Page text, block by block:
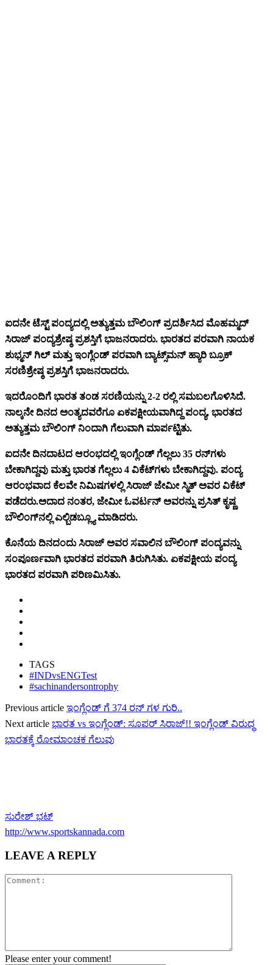
ಐದನೇ ಟೆಸ್ಟ್ ಪಂದ್ಯದಲ್ಲಿ ಅತ್ಯುತ್ತಮ ಬೌಲಿಂಗ್ ಪ್ರದರ್ಶಿಸಿದ ಮೊಹಮ್ಮದ್
ಸಿರಾಜ್ ಪಂದ್ಯಶ್ರೇಷ್ಠ ಪ್ರಶಸ್ತಿಗೆ ಭಾಜನರಾದರು. ಭಾರತದ ಪರವಾಗಿ ನಾಯಕ
ಶುಭ್ಮನ್ ಗಿಲ್ ಮತ್ತು ಇಂಗ್ಲೆಂಡ್ ಪರವಾಗಿ ಬ್ಯಾಟ್ಸ್‌ಮನ್ ಹ್ಯಾರಿ ಬ್ರೂಕ್
ಸರಣಿಶ್ರೇಷ್ಠ ಪ್ರಶಸ್ತಿಗೆ ಭಾಜನರಾದರು.
ಇದರೊಂದಿಗೆ ಭಾರತ ತಂಡ ಸರಣಿಯನ್ನು 2-2 ರಲ್ಲಿ ಸಮಬಲಗೊಳಿಸಿದೆ.
ನಾಲ್ಕನೇ ದಿನದ ಅಂತ್ಯದವರೆಗೂ ಏಕಪಕ್ಷೀಯವಾಗಿದ್ದ ಪಂದ್ಯ, ಭಾರತದ
ಅತ್ಯುತ್ತಮ ಬೌಲಿಂಗ್ ನಿಂದಾಗಿ ಗೆಲುವಾಗಿ ಮಾರ್ಪಟ್ಟಿತು.
ಐದನೇ ದಿನದಾಟದ ಆರಂಭದಲ್ಲಿ ಇಂಗ್ಲೆಂಡ್ ಗೆಲ್ಲಲು 35 ರನ್‌ಗಳು
ಬೇಕಾಗಿದ್ದವು ಮತ್ತು ಭಾರತ ಗೆಲ್ಲಲು 4 ವಿಕೆಟ್‌ಗಳು ಬೇಕಾಗಿದ್ದವು. ಪಂದ್ಯ
ಆರಂಭವಾದ ಕೆಲವೇ ನಿಮಿಷಗಳಲ್ಲಿ ಸಿರಾಜ್ ಜೇಮೀ ಸ್ಮಿತ್ ಅವರ ವಿಕೆಟ್
ಪಡೆದರು.ಅದಾದ ನಂತರ, ಜೇಮೀ ಓವರ್ಟನ್ ಅವರನ್ನು ಪ್ರಸಿತ್ ಕೃಷ್ಣ
ಬೌಲಿಂಗ್‌ನಲ್ಲಿ ಎಲ್ಬಿಡಬ್ಲ್ಯೂ ಮಾಡಿದರು.
ಕೊನೆಯ ದಿನದಂದು ಸಿರಾಜ್ ಅವರ ಸವಾಲಿನ ಬೌಲಿಂಗ್ ಪಂದ್ಯವನ್ನು
ಸಂಪೂರ್ಣವಾಗಿ ಭಾರತದ ಪರವಾಗಿ ತಿರುಗಿಸಿತು. ಏಕಪಕ್ಷೀಯ ಪಂದ್ಯ
ಭಾರತದ ಪರವಾಗಿ ಪರಿಣಮಿಸಿತು.
TAGS
#INDvsENGTest
#sachinandersontrophy
Previous article ಇಂಗ್ಲೆಂಡ್ ಗೆ 374 ರನ್ ಗಳ ಗುರಿ..
Next article ಭಾರತ vs ಇಂಗ್ಲೆಂಡ್: ಸೂಪರ್ ಸಿರಾಜ್!! ಇಂಗ್ಲೆಂಡ್ ವಿರುದ್ಧ
ಭಾರತಕ್ಕೆ ರೋಮಾಂಚಕ ಗೆಲುವು
ಸುರೇಶ್ ಭಟ್
http://www.sportskannada.com
LEAVE A REPLY
Please enter your comment!